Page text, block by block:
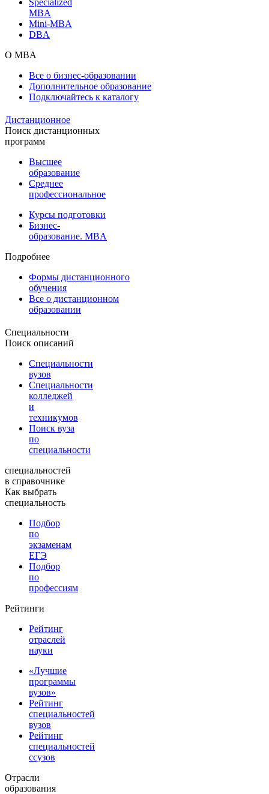
MBA
Mini-MBA
DBA
О MBA
Все о бизнес-образовании
Дополнительное образование
Подключайтесь к каталогу
Дистанционное
Поиск дистанционных
программ
Высшее
образование
Среднее
профессиональное
Курсы подготовки
Бизнес-
образование. MBA
Подробнее
Формы дистанционного
обучения
Все о дистанционном
образовании
Специальности
Поиск описаний
Специальности
вузов
Специальности
колледжей
и
техникумов
Поиск вуза
по
специальности
специальностей
в справочнике
Как выбрать
специальность
Подбор
по
экзаменам
ЕГЭ
Подбор
по
профессиям
Рейтинги
Рейтинг
отраслей
науки
«Лучшие
программы
вузов»
Рейтинг
специальностей
вузов
Рейтинг
специальностей
ссузов
Отрасли
образования